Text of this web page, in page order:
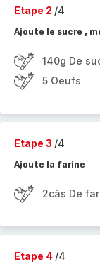
Etape 2 /4
Ajoute le sucre ,
140g De
5 Oeufs
Etape 3 /4
Ajoute la farine
2càs De
Etape 4 /4